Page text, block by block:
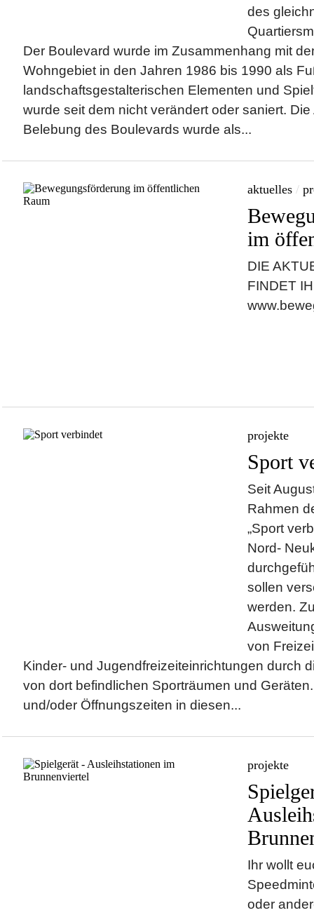
des
Der Boulevard wurde im Zusammenhang mit
Wohngebiet in den Jahren 1986 bis 1990 als
landschaftsgestalterischen Elementen und
wurde seit dem nicht verändert oder saniert.
Belebung des Boulevards wurde als...
aktuelles/
im
DIE
FINDET
projekte
Sport
Seit
Rahmen
„Sport
Nord-
sollen
werden.
von
Kinder- und Jugendfreizeiteinrichtungen durch
von dort befindlichen Sporträumen und
und/oder Öffnungszeiten in diesen...
projekte
Ihr wollt
oder